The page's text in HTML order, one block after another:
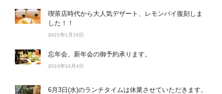
喫茶店時代から大人気デザート、レモンパイ復刻しま
した！！
2021年1月19日
忘年会、新年会の御予約承ります。
2024年10月4日
6月3日(水)のランチタイムは休業させていただきます。